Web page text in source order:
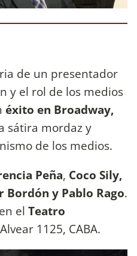
de un presentador
y el rol de los medios
éxito en Broadway,
sátira mordaz y
de los medios.
Peña, Coco Sily,
Bordón y Pablo Rago.
el Teatro
1125, CABA.